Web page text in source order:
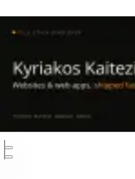
Χορηγοί
Πολιτισμός, μουσική και ζωή από την
Developed and designed by KlawsFX